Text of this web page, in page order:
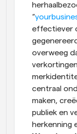
“
effectiever
overweeg
centraal
maken,
publiek en
herkenning